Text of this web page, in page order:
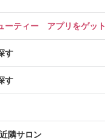
ーティー アプリをゲット
す
す
隣サロン